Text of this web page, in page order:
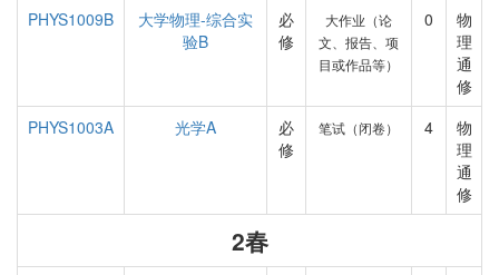
PHYS1009B
大学物理-综合实
验B
必
修
大作业（论
文、报告、项
目或作品等）
0
物
理
通
修
PHYS1003A
光学A
必
修
笔试（闭卷） 4
物
理
通
修
2春